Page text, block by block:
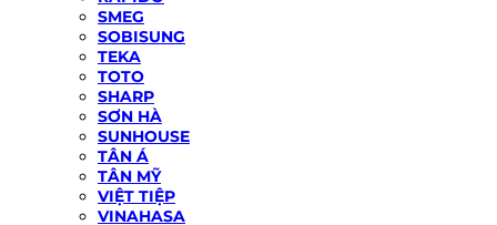
SMEG
SOBISUNG
TEKA
TOTO
SHARP
SƠN HÀ
SUNHOUSE
TÂN Á
TÂN MỸ
VIỆT TIỆP
VINAHASA